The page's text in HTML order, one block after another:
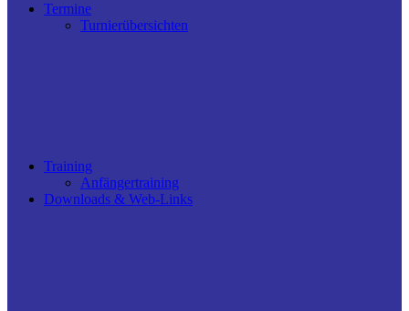
Termine
Turnierübersichten
Training
Anfängertraining
Downloads & Web-Links